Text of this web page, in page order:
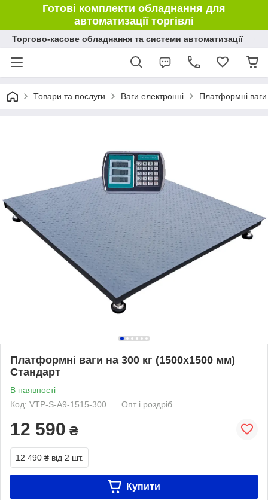
Готові комплекти обладнання для
автоматизації торгівлі
Торгово-касове обладнання та системи автоматизації
Товари та послуги Ваги електронні Платформні ваги
Платформні ваги на 300 кг (1500х1500 мм)
Стандарт
В наявності
Код: VTP-S-А9-1515-300
Опт і роздріб
12 590 ₴
12 490 ₴ від 2 шт.
Купити